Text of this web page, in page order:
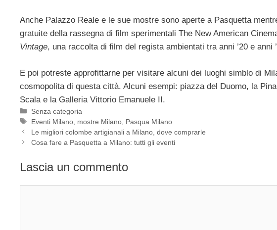
Anche Palazzo Reale e le sue mostre sono aperte a Pasquetta
gratuite della rassegna di film sperimentali The New American
Vintage, una raccolta di film del regista ambientati tra anni ’20 e anni
E poi potreste approfittarne per visitare alcuni dei luoghi simblo di
cosmopolita di questa città. Alcuni esempi: piazza del Duomo, la
Scala e la Galleria Vittorio Emanuele II.
Categorie
Senza categoria
Tag
Eventi Milano mostre Milano Pasqua Milano
Le migliori colombe artigianali a Milano, dove comprarle
Cosa fare a Pasquetta a Milano: tutti gli eventi
Lascia un commento